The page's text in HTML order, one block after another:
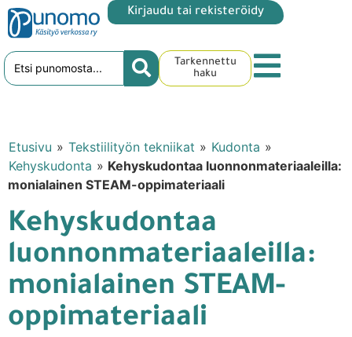
Kirjaudu tai rekisteröidy
Tarkennettu
haku
Etusivu » Tekstiilityön tekniikat » Kudonta »
Kehyskudonta » Kehyskudontaa luonnonmateriaaleilla:
monialainen STEAM-oppimateriaali
Kehyskudontaa
luonnonmateriaaleilla:
monialainen STEAM-
oppimateriaali